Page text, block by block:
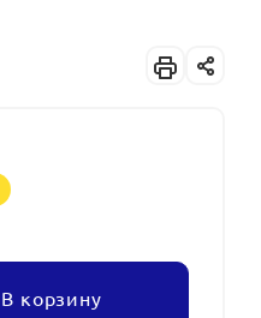
В корзину